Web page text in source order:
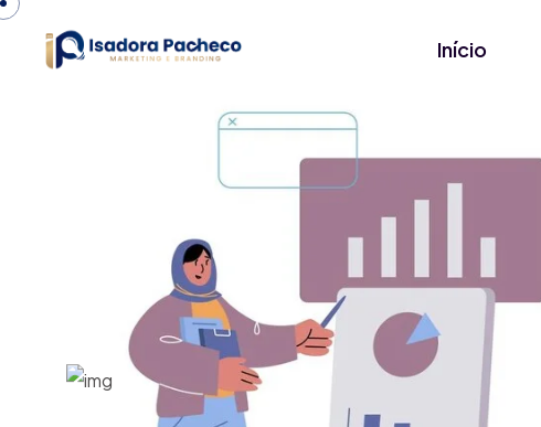
Início